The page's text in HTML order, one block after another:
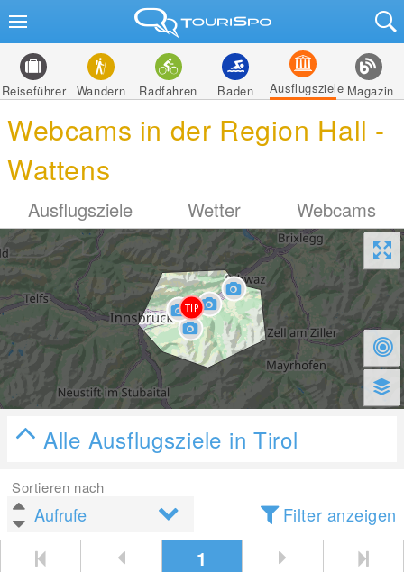
Reiseführer Wandern Radfahren Baden Ausflugsziele Magazin
Webcams in der Region Hall -
Wattens
Ausflugsziele Wetter Webcams
Alle Ausflugsziele in Tirol
Sortieren nach
Filter anzeigen
1